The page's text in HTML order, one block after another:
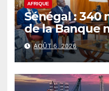
AFRIQUE
Sénégal : 340
de la Banque
AOÛT 6, 2026